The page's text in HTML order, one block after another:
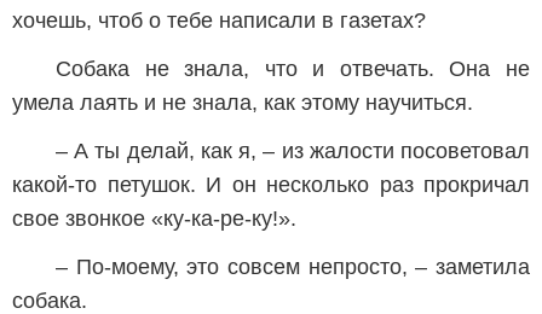
хочешь, чтоб о тебе написали в газетах?
Собака не знала, что и отвечать. Она не
умела лаять и не знала, как этому научиться.
– А ты делай, как я, – из жалости посоветовал
какой-то петушок. И он несколько раз прокричал
свое звонкое «ку-ка-ре-ку!».
– По-моему, это совсем непросто, – заметила
собака.